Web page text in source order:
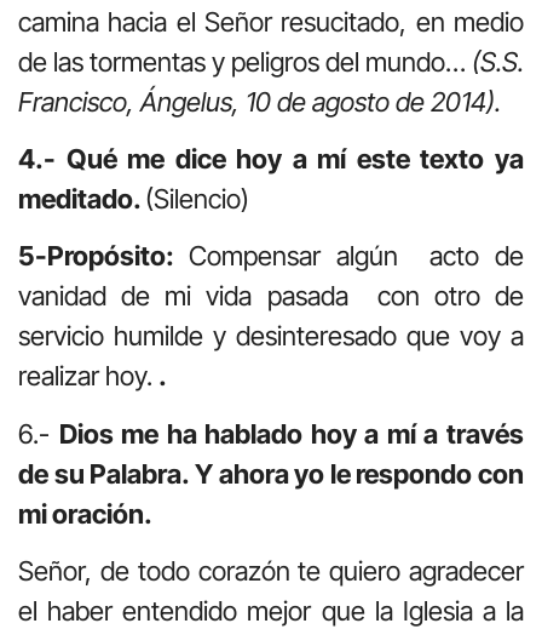
camina hacia el Señor resucitado, en medio
de las tormentas y peligros del mundo… (S.S.
Francisco, Ángelus, 10 de agosto de 2014).
4.- Qué me dice hoy a mí este texto ya
meditado.(Silencio)
5-Propósito: Compensar algún acto de
vanidad de mi vida pasada con otro de
servicio humilde y desinteresado que voy a
realizar hoy. .
6.- Dios me ha hablado hoy a mí a través
de su Palabra. Y ahora yo le respondo con
mi oración.
Señor, de todo corazón te quiero agradecer
el haber entendido mejor que la Iglesia a la